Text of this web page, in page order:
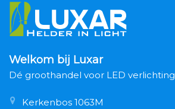
Welkom bij Luxar
Dé groothandel voor LED verlichting
Kerkenbos 1063M